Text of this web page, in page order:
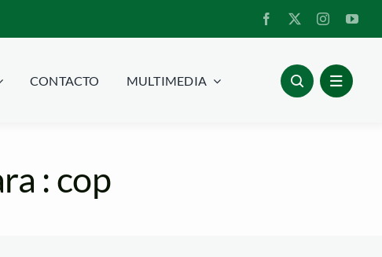
CONTACTO MULTIMEDIA
: cop